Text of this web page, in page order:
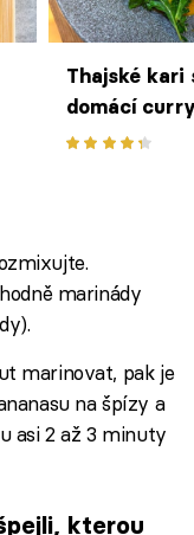
Thajské
domácí
Filipa
marinády
marinovat, pak je
na špízy a
asi 2 až 3 minuty
kterou